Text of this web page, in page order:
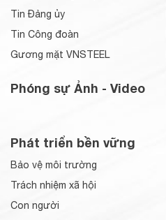
Tin Đảng ủy
Tin Công đoàn
Gương mặt VNSTEEL
Phóng sự Ảnh - Video
Phát triển bền vững
Bảo vệ môi trường
Trách nhiệm xã hội
Con người